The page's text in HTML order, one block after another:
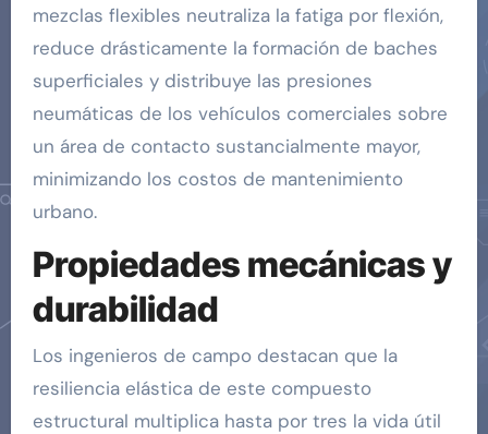
mezclas flexibles neutraliza la fatiga por flexión,
reduce drásticamente la formación de baches
superficiales y distribuye las presiones
neumáticas de los vehículos comerciales sobre
un área de contacto sustancialmente mayor,
minimizando los costos de mantenimiento
urbano.
Propiedades mecánicas y
durabilidad
Los ingenieros de campo destacan que la
resiliencia elástica de este compuesto
estructural multiplica hasta por tres la vida útil